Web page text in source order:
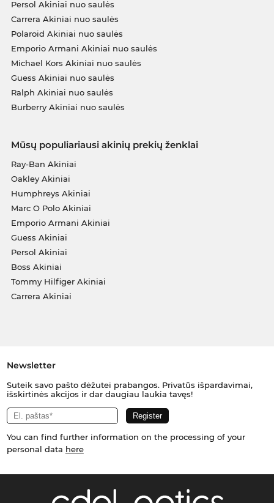
Persol Akiniai nuo saulės
Carrera Akiniai nuo saulės
Polaroid Akiniai nuo saulės
Emporio Armani Akiniai nuo saulės
Michael Kors Akiniai nuo saulės
Guess Akiniai nuo saulės
Ralph Akiniai nuo saulės
Burberry Akiniai nuo saulės
Mūsų populiariausi akinių prekių ženklai
Ray-Ban Akiniai
Oakley Akiniai
Humphreys Akiniai
Marc O Polo Akiniai
Emporio Armani Akiniai
Guess Akiniai
Persol Akiniai
Boss Akiniai
Tommy Hilfiger Akiniai
Carrera Akiniai
Newsletter
Suteik savo pašto dėžutei prabangos. Privatūs išpardavimai,
išskirtinės akcijos ir dar daugiau laukia tavęs!
You can find further information on the processing of your
personal data here